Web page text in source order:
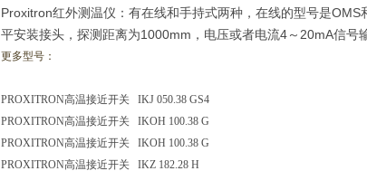
Proxitron红外测温仪：有在线和手持式两种，在线的型号是
平安装接头，探测距离为1000mm，电压或者电流4～20mA信号
更多型号：
PROXITRON高温接近开关 IKJ 050.38 GS4
PROXITRON高温接近开关 IKOH 100.38 G
PROXITRON高温接近开关 IKOH 100.38 G
PROXITRON高温接近开关 IKZ 182.28 H